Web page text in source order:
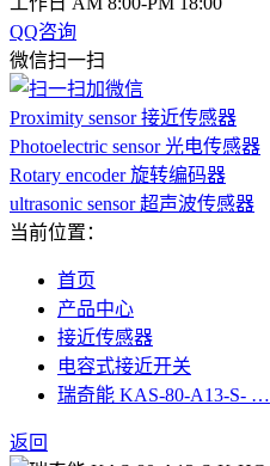
QQ咨询
微信扫一扫
Proximity sensor 接近传感器
Photoelectric sensor 光电传感器
Rotary encoder 旋转编码器
ultrasonic sensor 超声波传感器
当前位置：
首页
产品中心
接近传感器
电容式接近开关
瑞奇能 KAS-80-A13-S- …
返回